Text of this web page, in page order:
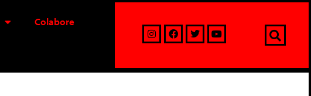
Colabore